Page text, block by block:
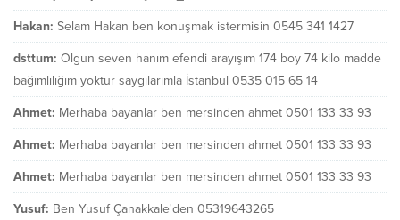
Hakan: Selam Hakan ben konuşmak istermisin 0545 341 1427
dsttum: Olgun seven hanım efendi arayışım 174 boy 74 kilo madde
bağımlılığım yoktur saygılarımla İstanbul 0535 015 65 14
Ahmet: Merhaba bayanlar ben mersinden ahmet 0501 133 33 93
Ahmet: Merhaba bayanlar ben mersinden ahmet 0501 133 33 93
Ahmet: Merhaba bayanlar ben mersinden ahmet 0501 133 33 93
Yusuf: Ben Yusuf Çanakkale'den 05319643265